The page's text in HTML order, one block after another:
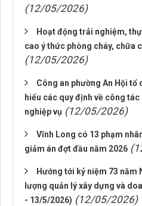
(12/05/2026)
Hoạt động trải nghiệm,
cao ý thức phòng cháy, chữa
(12/05/2026)
Công an phường An Hội
hiểu các quy định về công
nghiệp vụ (12/05/2026)
Vĩnh Long có 13 phạm
giảm án đợt đầu năm 2026
Hướng tới kỷ niệm 73 năm
lượng quản lý xây dựng và
- 13/5/2026) (12/05/2026)